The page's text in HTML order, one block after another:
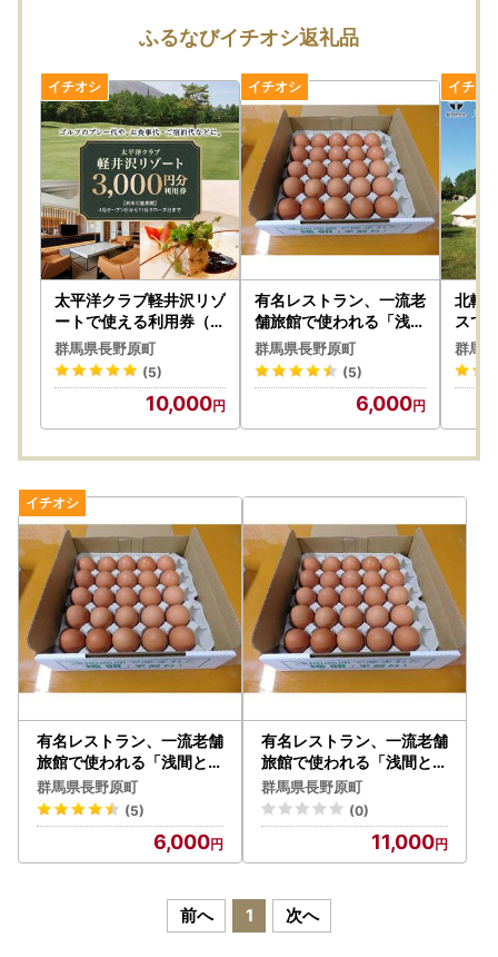
ふるなびイチオシ返礼品
太平洋クラブ軽井沢リゾ
ートで使える利用券（3,
000円分）【ゴルフ場
ごるふ おすすめ 群馬県
長野原町 北軽井沢】
群馬県長野原町
(5)
10,000
有名レストラン、一流老
舗旅館で使われる「浅間
とり牧場卵」大玉25個
【たまご 大容量 おすす
め 群馬県 長野原町 北軽
群馬県長野原町
(5)
6,000
北軽
スで
00円
ル 宿
ドア
群馬
有名レストラン、一流老舗
旅館で使われる「浅間とり
牧場卵」大玉25個【たま
ご 大容量 おすすめ 群馬県
長野原町 北軽井沢】
群馬県長野原町
(5)
6,000
有名レストラン、一流老舗
旅館で使われる「浅間とり
牧場卵」大玉50個【たま
ご 大容量 おすすめ 群馬県
長野原町 北軽井沢】
群馬県長野原町
(0)
11,000
前へ 1 次へ